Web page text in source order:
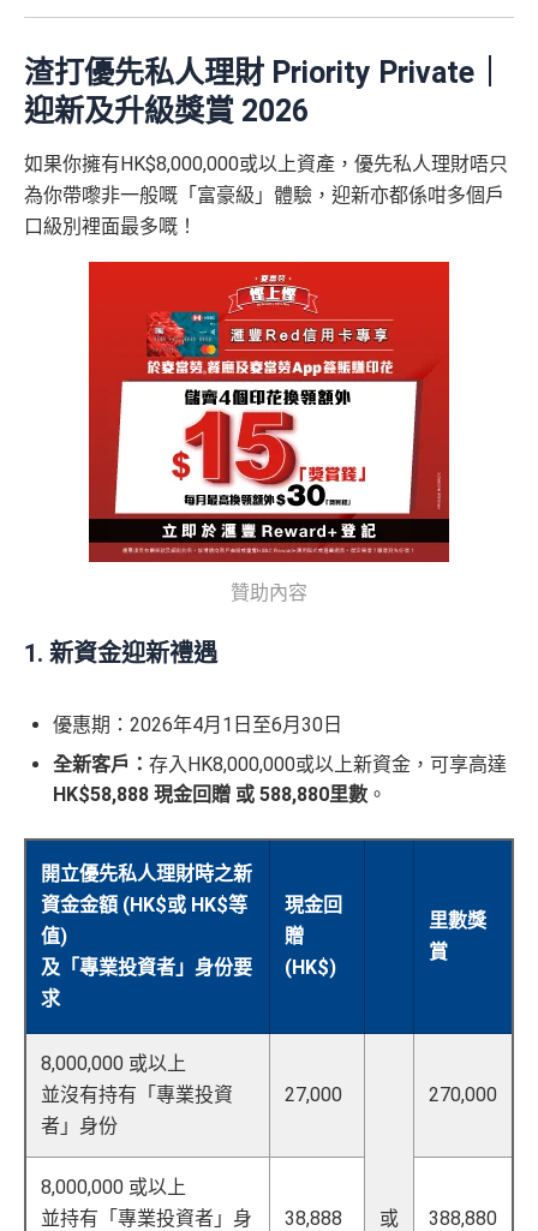
渣打優先私人理財 Priority Private｜
迎新及升級獎賞 2026
如果你擁有HK$8,000,000或以上資產，優先私人理財唔只
為你帶嚟非一般嘅「富豪級」體驗，迎新亦都係咁多個戶
口級別裡面最多嘅！
贊助內容
1. 新資金迎新禮遇
優惠期：2026年4月1日至6月30日
全新客戶： 存入HK8,000,000或以上新資金，可享高達
HK$58,888 現金回贈 或 588,880里數 。
開立優先私人理財時之新
資金金額 (HK$或 HK$等
值)
及「專業投資者」身份要
求
現金回
贈
(HK$)
里數獎
賞
8,000,000 或以上
並沒有持有「專業投資
者」身份
27,000
或
270,000
8,000,000 或以上
並持有「專業投資者」身
38,888 388,880